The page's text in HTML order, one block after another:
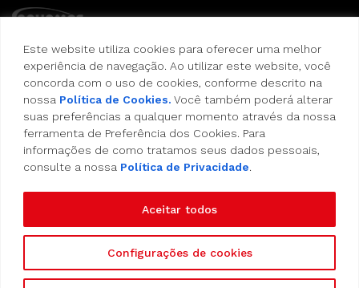
Este website utiliza cookies para oferecer uma melhor
experiência de navegação. Ao utilizar este website, você
concorda com o uso de cookies, conforme descrito na
nossa Política de Cookies. Você também poderá alterar
suas preferências a qualquer momento através da nossa
ferramenta de Preferência dos Cookies. Para
informações de como tratamos seus dados pessoais,
consulte a nossa Política de Privacidade.
Configurações de cookies
Aceitar todos
Pague suas compras com o Bahamas Cred
Formas de pagamento:
Cartão de Crédito